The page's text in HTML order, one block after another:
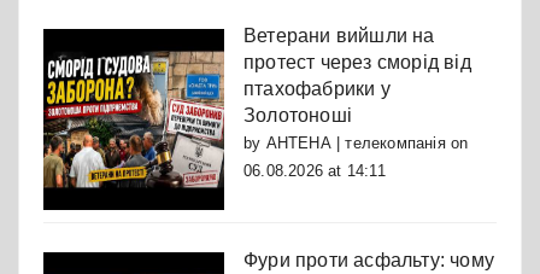
Ветерани вийшли на
протест через сморід від
птахофабрики у
Золотоноші
by АНТЕНА | телекомпаніяon
06.08.2026 at 14:11
Фури проти асфальту: чому